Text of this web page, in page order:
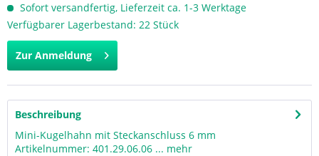
Sofort versandfertig, Lieferzeit ca. 1-3 Werktage
Verfügbarer Lagerbestand: 22 Stück
Zur Anmeldung
Beschreibung
Mini-Kugelhahn mit Steckanschluss 6 mm
Artikelnummer: 401.29.06.06 ... mehr